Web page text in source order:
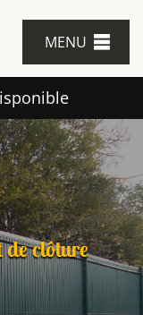
MENU
de clôture